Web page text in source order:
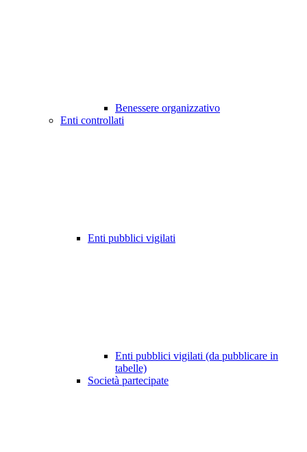
Benessere organizzativo
Enti controllati
Enti pubblici vigilati
Enti pubblici vigilati (da pubblicare in
tabelle)
Società partecipate